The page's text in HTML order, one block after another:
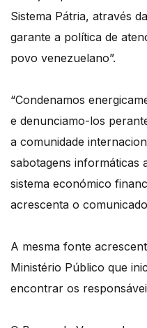
Sistema Pátria, através
garante a política de
povo venezuelano”.
“Condenamos
e denunciamo-los
a comunidade
sabotagens informáticas
sistema económico
acrescenta o
A mesma fonte
Ministério Público que
encontrar os